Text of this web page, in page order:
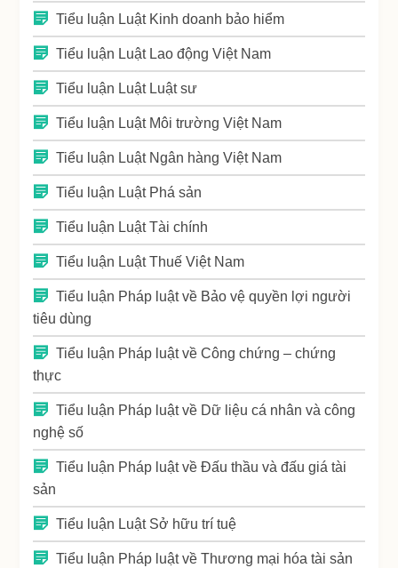
Tiểu luận Luật Kinh doanh bảo hiểm
Tiểu luận Luật Lao động Việt Nam
Tiểu luận Luật Luật sư
Tiểu luận Luật Môi trường Việt Nam
Tiểu luận Luật Ngân hàng Việt Nam
Tiểu luận Luật Phá sản
Tiểu luận Luật Tài chính
Tiểu luận Luật Thuế Việt Nam
Tiểu luận Pháp luật về Bảo vệ quyền lợi người
tiêu dùng
Tiểu luận Pháp luật về Công chứng – chứng
thực
Tiểu luận Pháp luật về Dữ liệu cá nhân và công
nghệ số
Tiểu luận Pháp luật về Đấu thầu và đấu giá tài
sản
Tiểu luận Luật Sở hữu trí tuệ
Tiểu luận Pháp luật về Thương mại hóa tài sản